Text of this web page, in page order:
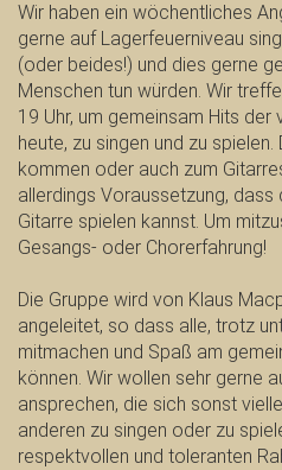
Wir haben ein wöchentliches
gerne auf Lagerfeuerniveau
(oder beides!) und dies gerne
Menschen tun würden. Wir
19 Uhr, um gemeinsam Hits
heute, zu singen und zu
kommen oder auch zum
allerdings Voraussetzung,
Gitarre spielen kannst. Um
Gesangs- oder Chorerfahrung!
Die Gruppe wird von Klaus
angeleitet, so dass alle, trotz
mitmachen und Spaß am
können. Wir wollen sehr gerne
ansprechen, die sich sonst
anderen zu singen oder zu
respektvollen und toleranten